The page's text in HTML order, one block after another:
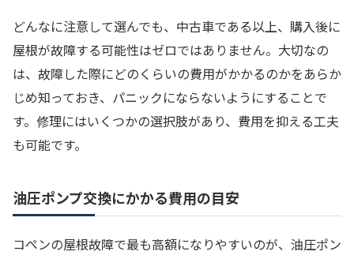
どんなに注意して選んでも、中古車である以上、購入後に
屋根が故障する可能性はゼロではありません。大切なの
は、故障した際にどのくらいの費用がかかるのかをあらか
じめ知っておき、パニックにならないようにすることで
す。修理にはいくつかの選択肢があり、費用を抑える工夫
も可能です。
油圧ポンプ交換にかかる費用の目安
コペンの屋根故障で最も高額になりやすいのが、油圧ポン